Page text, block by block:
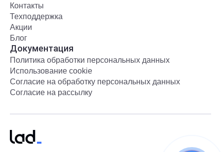
Контакты
Техподдержка
Акции
Блог
Документация
Политика обработки персональных данных
Использование cookie
Согласие на обработку персональных данных
Согласие на рассылку